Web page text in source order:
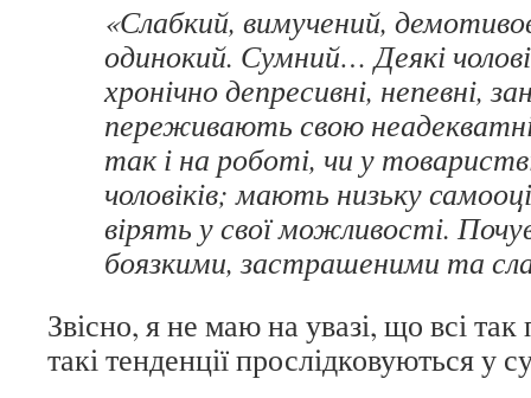
«Слабкий, вимучений,
одинокий. Сумний… Деякі
хронічно депресивні, непевні,
переживають свою
так і на роботі, чи у
чоловіків; мають низьку
вірять у свої можливості.
боязкими, застрашеними та
Звісно, я не маю на увазі, що всі
такі тенденції прослідковуються у